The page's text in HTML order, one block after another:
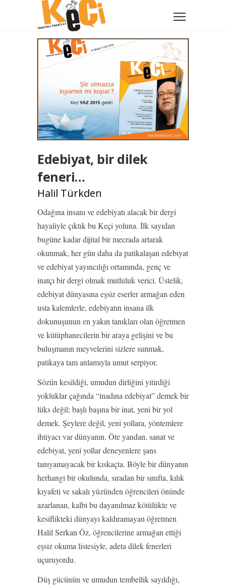
Edebiyat, bir dilek
feneri…
Halil Türkden
Odağına insanı ve edebiyatı alacak bir dergi
hayaliyle çıktık bu Keçi yoluna. İlk sayıdan
bugüne kadar dijital bir mecrada artarak
okunmak, her gün daha da patikalaşan edebiyat
ve edebiyat yayıncılığı ortamında, genç ve
inatçı bir dergi olmak mutluluk verici. Üstelik,
edebiyat dünyasına eşsiz eserler armağan eden
usta kalemlerle, edebiyatın insana ilk
dokunuşunun en yakın tanıkları olan öğretmen
ve kütüphanecilerin bir araya gelişini ve bu
buluşmanın meyvelerini sizlere sunmak,
patikaya tam anlamıyla umut serpiyor.
Sözün kesildiği, umudun dirliğini yitirdiği
yokluklar çağında “inadına edebiyat” demek bir
lüks değil; başlı başına bir inat, yeni bir yol
demek. Şeylere değil, yeni yollara, yöntemlere
ihtiyacı var dünyanın. Öte yandan, sanat ve
edebiyat, yeni yollar deneyenlere şans
tanıyamayacak bir kıskaçta. Böyle bir dünyanın
herhangi bir okulunda, sıradan bir sınıfta, kılık
kıyafeti ve sakalı yüzünden öğrencileri önünde
azarlanan, kalbi bu dayanılmaz kötülükte ve
kesiflikteki dünyayı kaldıramayan öğretmen
Halil Serkan Öz, öğrencilerine armağan ettiği
eşsiz okuma listesiyle, adeta dilek fenerleri
uçuruyordu.
Düş gücünün ve umudun tembellik sayıldığı,